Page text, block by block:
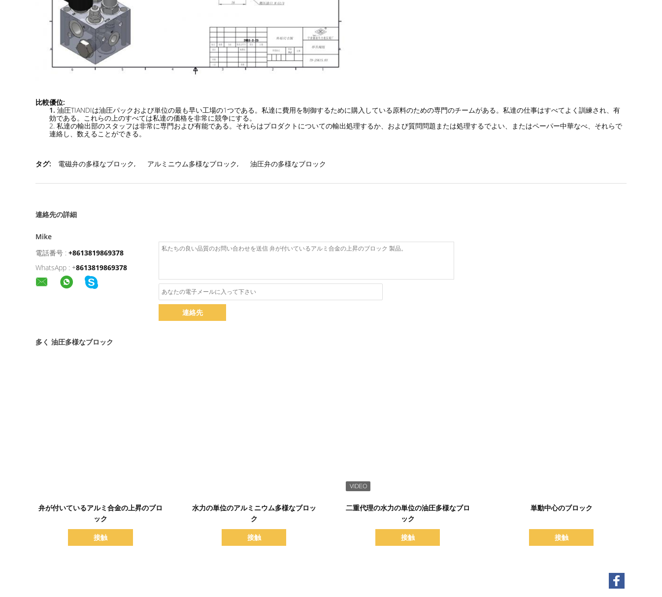
比較優位:
1. 油圧TIANDIは油圧パックおよび単位の最も早い工場の1つである。私達に費用を制御するために購入している原料のための専門のチームがある。私達の仕事はすべてよく訓練され、有
効である。これらの上のすべては私達の価格を非常に競争にする。
2. 私達の輸出部のスタッフは非常に専門および有能である。それらはプロダクトについての輸出処理するか、および質問問題または処理するでよい、またはペーパー中華なべ、それらで
連絡し、数えることができる。
タグ: 電磁弁の多様なブロック, アルミニウム多様なブロック, 油圧弁の多様なブロック
連絡先の詳細
Mike
電話番号 : +8613819869378
WhatsApp : +8613819869378
連絡先
多く 油圧多様なブロック
弁が付いているアルミ合金の上昇のブロ
ック
接触
水力の単位のアルミニウム多様なブロッ
ク
接触
二重代理の水力の単位の油圧多様なブロ
ック
接触
詳細を表示
単動中心のブロック
接触